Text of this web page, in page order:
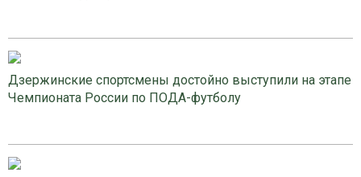
Дзержинские спортсмены достойно выступили на этапе
Чемпионата России по ПОДА-футболу